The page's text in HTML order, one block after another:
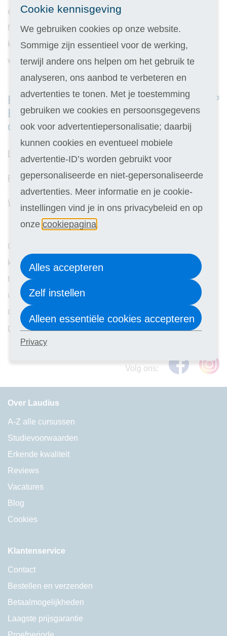
essentiële rol bij het creëren van een aangename,
functionele werkplek voor medewerkers. Ze beheren
kantoorruimtes, faciliteiten en voorzieningen, en
waarborgen de veiligheid en gezondheid op de werkplek.
Een volgende stap in je carrière zetten?
Bekijk hieronder onze facilitaire
opleidingen
Elektrotechniek (Vakopleiding)
Facility Management
Werkplekadviseur
Onze
kennis en vaardigheden die naadloos kunnen worden
toegepast in de facilitaire sector. In deze opleiding doe je
uitgebreid kennis op over elektrische systemen, wat
onmisbaar is voor het beheren en onderhouden van
gebouwen.
Volg ons:
Over Laudius
A-Z alle cursussen
Studievoorwaarden
Erkende kwaliteit
Reviews
Vacatures
Blog
Cookies
Klantenservice
Contact
Bestellen en verzenden
Betaalmogelijkheden
Laagste prijsgarantie
Cookie kennisgeving
We gebruiken cookies op onze website.
Sommige zijn essentieel voor de werking,
terwijl andere ons helpen om het gebruik te
analyseren, ons aanbod te verbeteren en
advertenties te tonen. Met je toestemming
gebruiken we cookies en persoonsgegevens
ook voor advertentiepersonalisatie; daarbij
kunnen cookies en eventueel mobiele
advertentie-ID’s worden gebruikt voor
gepersonaliseerde en niet-gepersonaliseerde
advertenties. Meer informatie en je cookie-
instellingen vind je in ons privacybeleid en op
onze cookiepagina .
Alles accepteren
Zelf instellen
Alleen essentiële cookies accepteren
Privacy